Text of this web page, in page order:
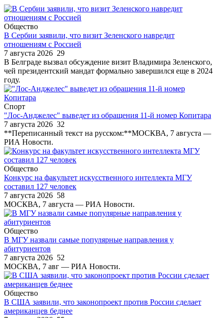
Общество
В Сербии заявили, что визит Зеленского навредит
отношениям с Россией
7 августа 2026 29
В Белграде вызвал обсуждение визит Владимира Зеленского,
чей президентский мандат формально завершился еще в 2024
году.
Спорт
"Лос-Анджелес" выведет из обращения 11-й номер Копитара
7 августа 2026 32
**Переписанный текст на русском:**МОСКВА, 7 августа —
РИА Новости.
Общество
Конкурс на факультет искусственного интеллекта МГУ
составил 127 человек
7 августа 2026 58
МОСКВА, 7 августа — РИА Новости.
Общество
В МГУ назвали самые популярные направления у
абитуриентов
7 августа 2026 52
МОСКВА, 7 авг — РИА Новости.
Общество
В США заявили, что законопроект против России сделает
американцев беднее